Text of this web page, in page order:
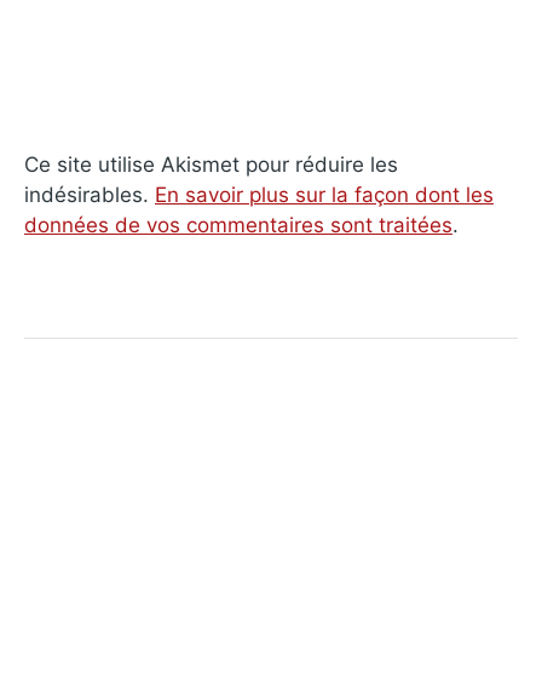
Ce site utilise Akismet pour réduire les
indésirables. En savoir plus sur la façon dont les
données de vos commentaires sont traitées.